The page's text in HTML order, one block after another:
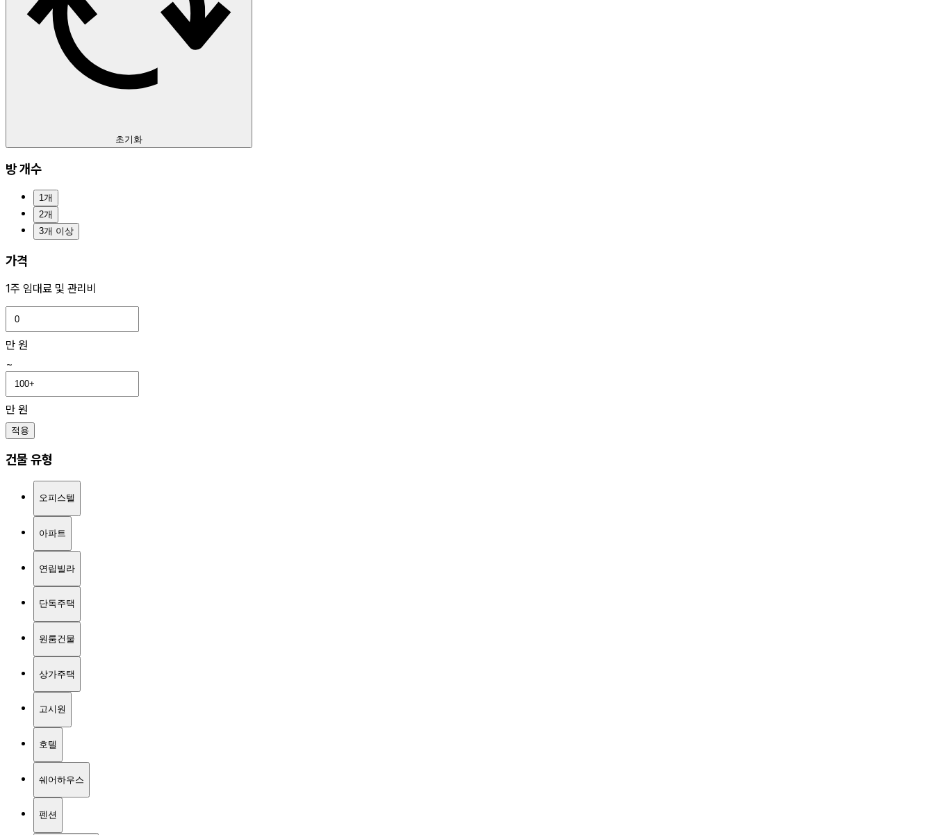
초기화
방 개수
1개
2개
3개 이상
가격
1주 임대료 및 관리비
만 원
~
만 원
적용
건물 유형
오피스텔
아파트
연립빌라
단독주택
원룸건물
상가주택
고시원
호텔
쉐어하우스
펜션